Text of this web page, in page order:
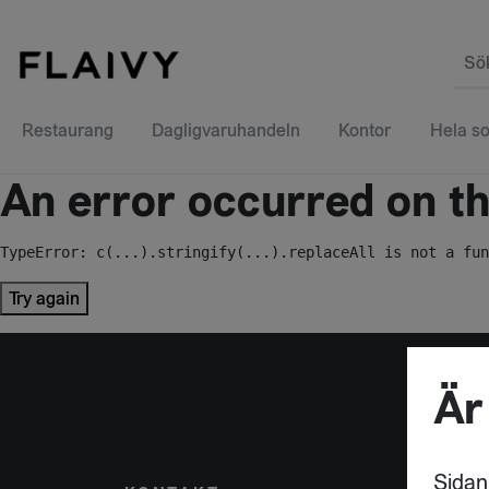
Restaurang Dagligvaruhandeln Kontor Hela
An error occurred on
TypeError: c(...).stringify(...).replaceAll is not a
Try again